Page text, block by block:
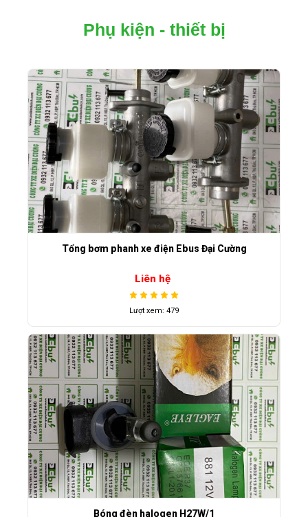
Phụ kiện - thiết bị
Tổng bơm phanh xe điện Ebus Đại Cường
Liên hệ
Lượt xem: 479
Bóng đèn halogen H27W/1